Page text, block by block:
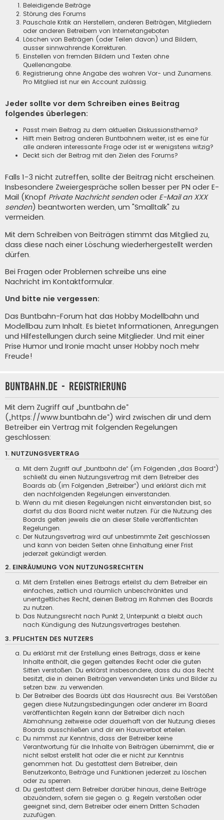
Beleidigende Beiträge
Störung des Forums
Pauschale Kritik an Herstellern, anderen Beiträgen, Mitgliedern
oder anderen Betreibern von Internetangeboten
Löschen von Beiträgen (oder Teilen davon) und Bildern,
ausser sinnwahrende Korrekturen.
Einstellen von fremden Bildern und Texten ohne
Quellenangabe.
Registrierung ohne Angabe des wahren Vor- und Zunamens.
Pro Mitglied ist nur ein Account zulässig.
Jeder sollte vor dem Schreiben eines Beitrag
folgendes überlegen:
Passt mein Beitrag zu dem aktuellen Diskussionsthema?
Hilft mein Beitrag anderen Buntbahnern weiter, ist es eine für
alle anderen interessante Frage oder ist er wenigstens witzig?
Deckt sich der Beitrag mit den Zielen des Forums?
Falls 1-3 nicht zutreffen, sollte der Beitrag nicht erscheinen.
Insbesondere Zweiergespräche sollen besser per PN oder E-
Mail (Knopf Private Nachricht sendenoder E-Mail an XXX
senden) beantworten werden, um "Smalltalk" zu
vermeiden.
Mit dem Schreiben von Beiträgen stimmt das Mitglied zu,
dass diese nach einer Löschung wiederhergestellt werden
dürfen.
Bei Fragen oder Problemen schreibe uns eine
Nachricht im Kontaktformular.
Und bitte nie vergessen:
Das Buntbahn-Forum hat das Hobby Modellbahn und
Modellbau zum Inhalt. Es bietet Informationen, Anregungen
und Hilfestellungen durch seine Mitglieder. Und mit einer
Prise Humor und Ironie macht unser Hobby noch mehr
Freude!
buntbahn.de - Registrierung
Mit dem Zugriff auf „buntbahn.de“
(„https://www.buntbahn.de“) wird zwischen dir und dem
Betreiber ein Vertrag mit folgenden Regelungen
geschlossen:
1. NUTZUNGSVERTRAG
Mit dem Zugriff auf „buntbahn.de“ (im Folgenden „das Board“)
schließt du einen Nutzungsvertrag mit dem Betreiber des
Boards ab (im Folgenden „Betreiber“) und erklärst dich mit
den nachfolgenden Regelungen einverstanden.
Wenn du mit diesen Regelungen nicht einverstanden bist, so
darfst du das Board nicht weiter nutzen. Für die Nutzung des
Boards gelten jeweils die an dieser Stelle veröffentlichten
Regelungen.
Der Nutzungsvertrag wird auf unbestimmte Zeit geschlossen
und kann von beiden Seiten ohne Einhaltung einer Frist
jederzeit gekündigt werden.
2. EINRÄUMUNG VON NUTZUNGSRECHTEN
Mit dem Erstellen eines Beitrags erteilst du dem Betreiber ein
einfaches, zeitlich und räumlich unbeschränktes und
unentgeltliches Recht, deinen Beitrag im Rahmen des Boards
zu nutzen.
Das Nutzungsrecht nach Punkt 2, Unterpunkt a bleibt auch
nach Kündigung des Nutzungsvertrages bestehen.
3. PFLICHTEN DES NUTZERS
Du erklärst mit der Erstellung eines Beitrags, dass er keine
Inhalte enthält, die gegen geltendes Recht oder die guten
Sitten verstoßen. Du erklärst insbesondere, dass du das Recht
besitzt, die in deinen Beiträgen verwendeten Links und Bilder zu
setzen bzw. zu verwenden.
Der Betreiber des Boards übt das Hausrecht aus. Bei Verstößen
gegen diese Nutzungsbedingungen oder anderer im Board
veröffentlichten Regeln kann der Betreiber dich nach
Abmahnung zeitweise oder dauerhaft von der Nutzung dieses
Boards ausschließen und dir ein Hausverbot erteilen.
Du nimmst zur Kenntnis, dass der Betreiber keine
Verantwortung für die Inhalte von Beiträgen übernimmt, die er
nicht selbst erstellt hat oder die er nicht zur Kenntnis
genommen hat. Du gestattest dem Betreiber, dein
Benutzerkonto, Beiträge und Funktionen jederzeit zu löschen
oder zu sperren.
Du gestattest dem Betreiber darüber hinaus, deine Beiträge
abzuändern, sofern sie gegen o. g. Regeln verstoßen oder
geeignet sind, dem Betreiber oder einem Dritten Schaden
zuzufügen.